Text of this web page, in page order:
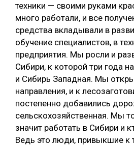
техники — своими руками
много работали, и все
средства вкладывали в
обучение специалистов, в
предприятия. Мы росли и
Сибири, к которой три года
и Сибирь Западная. Мы
направления, и к
постепенно добавились
сельскохозяйственная. Мы
значит работать в Сибири и
Ведь это люди, привыкшие к